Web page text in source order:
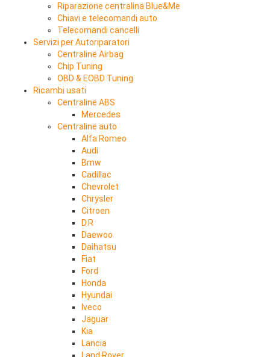
Riparazione centralina Blue&Me
Chiavi e telecomandi auto
Telecomandi cancelli
Servizi per Autoriparatori
Centraline Airbag
Chip Tuning
OBD & EOBD Tuning
Ricambi usati
Centraline ABS
Mercedes
Centraline auto
Alfa Romeo
Audi
Bmw
Cadillac
Chevrolet
Chrysler
Citroen
D.R
Daewoo
Daihatsu
Fiat
Ford
Honda
Hyundai
Iveco
Jaguar
Kia
Lancia